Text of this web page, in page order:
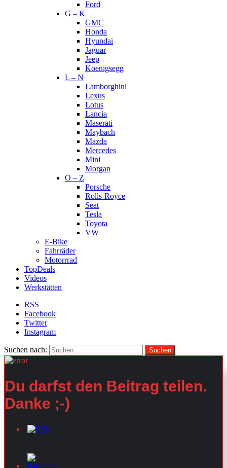
Ford
G – K
GMC
Honda
Hyundai
Jaguar
Jeep
Koenigsegg
L – N
Lamborghini
Lexus
Lotus
Lancia
Maserati
Maybach
Mazda
Mercedes
Mini
Morgan
O – Z
Porsche
Rolls-Royce
Seat
Tesla
Toyota
VW
E-Bike
Fahrräder
Motorrrad
TopDeals
Videos
Werkstätten
RSS
Facebook
Twitter
Instagram
Suchen nach:
Du darfst den Beitrag teilen.
Danke ;-)